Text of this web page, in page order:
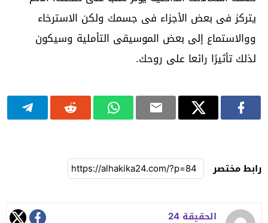
يتركز فى بعض الأجزاء فى جسمك ولكن الاسترخاء
ووالاستماع إلى بعض الموسيقى التأملية وسيكون
لذلك تأثيرًا رائعا على روحك.
رابط مختصر
الحقيقة 24